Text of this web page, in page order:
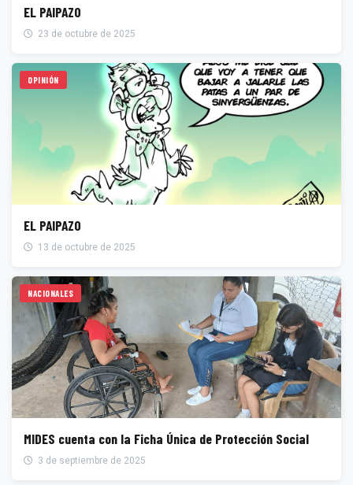
EL PAIPAZO
23 de octubre de 2025
OPINIÓN
EL PAIPAZO
13 de octubre de 2025
NACIONALES
MIDES cuenta con la Ficha Única de Protección Social
3 de septiembre de 2025